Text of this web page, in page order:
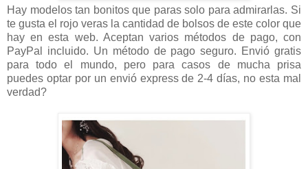
Hay modelos tan bonitos que paras solo para admirarlas. Si
te gusta el rojo veras la cantidad de bolsos de este color que
hay en esta web. Aceptan varios métodos de pago, con
PayPal incluido. Un método de pago seguro. Envió gratis
para todo el mundo, pero para casos de mucha prisa
puedes optar por un envió express de 2-4 días, no esta mal
verdad?